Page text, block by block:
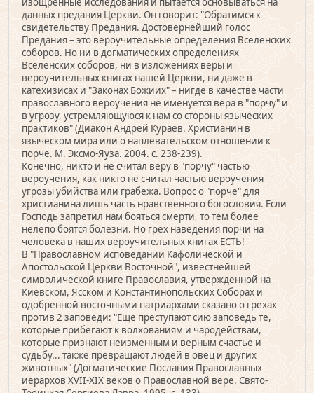
данных предания Церкви. Он говорит: "Обратимся к
свидетельству Предания. Достовернейший голос
Предания – это вероучительные определения Вселенских
соборов. Но ни в догматических определениях
Вселенских соборов, ни в изложениях веры и
вероучительных книгах нашей Церкви, ни даже в
катехизисах и "Законах Божиих" – нигде в качестве части
православного вероучения не именуется вера в "порчу" и
в угрозу, устремляющуюся к нам со стороны языческих
практиков" (Диакон Андрей Кураев. Христианин в
языческом мира или о наплевательском отношении к
порче. М. Эксмо-Яуза. 2004. с. 238-239).
Конечно, никто и не считал веру в "порчу" частью
вероучения, как никто не считал частью вероучения
угрозы убийства или грабежа. Вопрос о "порче" для
христианина лишь часть нравственного богословия. Если
Господь запретил нам бояться смерти, то тем более
нелепо боятся болезни. Но грех наведения порчи на
человека в наших вероучительных книгах ЕСТЬ!
В "Православном исповедании Кафолической и
Апостольской Церкви Восточной", известнейшей
символической книге Православия, утвержденной на
Киевском, Ясском и Константинопольских Соборах и
одобренной восточными патриархами сказано о грехах
против 2 заповеди: "Еще преступают сию заповедь те,
которые прибегают к волхованиям и чародействам,
которые признают неизменным и верным счастье и
судьбу... также превращают людей в овец и других
животных" (Догматические Послания Православных
иерархов XVII-XIX веков о Православной вере. Свято-